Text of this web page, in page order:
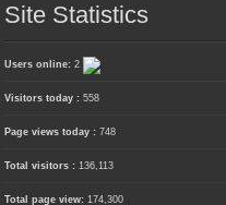
Site Statistics
Users online:2
Visitors today :558
Page views today :748
Total visitors :136,113
Total page view:174,300